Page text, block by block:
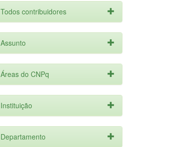
Todos contribuidores
Assunto
Áreas do CNPq
Instituição
Departamento